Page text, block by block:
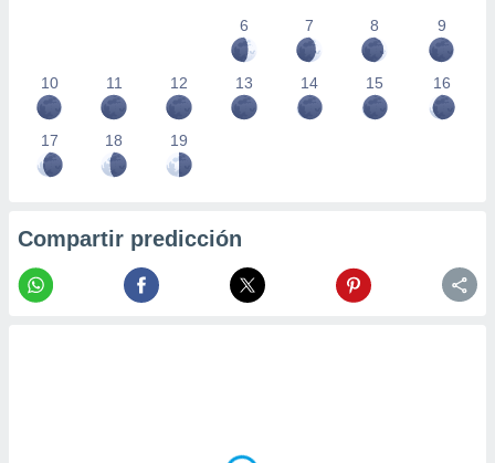
6
7 8 9
10 11 12 13 14 15 16
17 18 19
Compartir predicción